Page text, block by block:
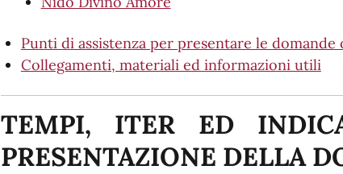
Punti di assistenza per presentare le domande
Collegamenti, materiali ed informazioni utili
TEMPI, ITER ED
PRESENTAZIONE DELLA